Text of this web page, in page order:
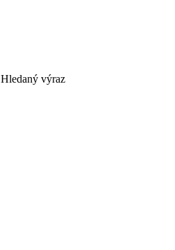
Hledaný výraz